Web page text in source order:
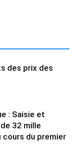
des prix des
: Saisie et
32 mille
du premier